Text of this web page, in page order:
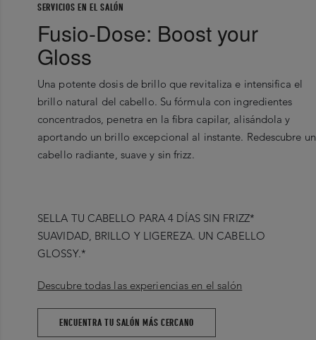
SERVICIOS EN EL SALÓN
Fusio-Dose: Boost your
Gloss
Una potente dosis de brillo que revitaliza e intensifica el
brillo natural del cabello. Su fórmula con ingredientes
concentrados, penetra en la fibra capilar, alisándola y
aportando un brillo excepcional al instante. Redescubre un
cabello radiante, suave y sin frizz.
SELLA TU CABELLO PARA 4 DÍAS SIN FRIZZ*
SUAVIDAD, BRILLO Y LIGEREZA. UN CABELLO
GLOSSY.*
Descubre todas las experiencias en el salón
ENCUENTRA TU SALÓN MÁS CERCANO